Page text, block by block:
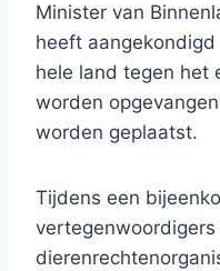
Minister van
heeft
hele land tegen het
worden
worden geplaatst.
Tijdens een
vertegenwoordigers